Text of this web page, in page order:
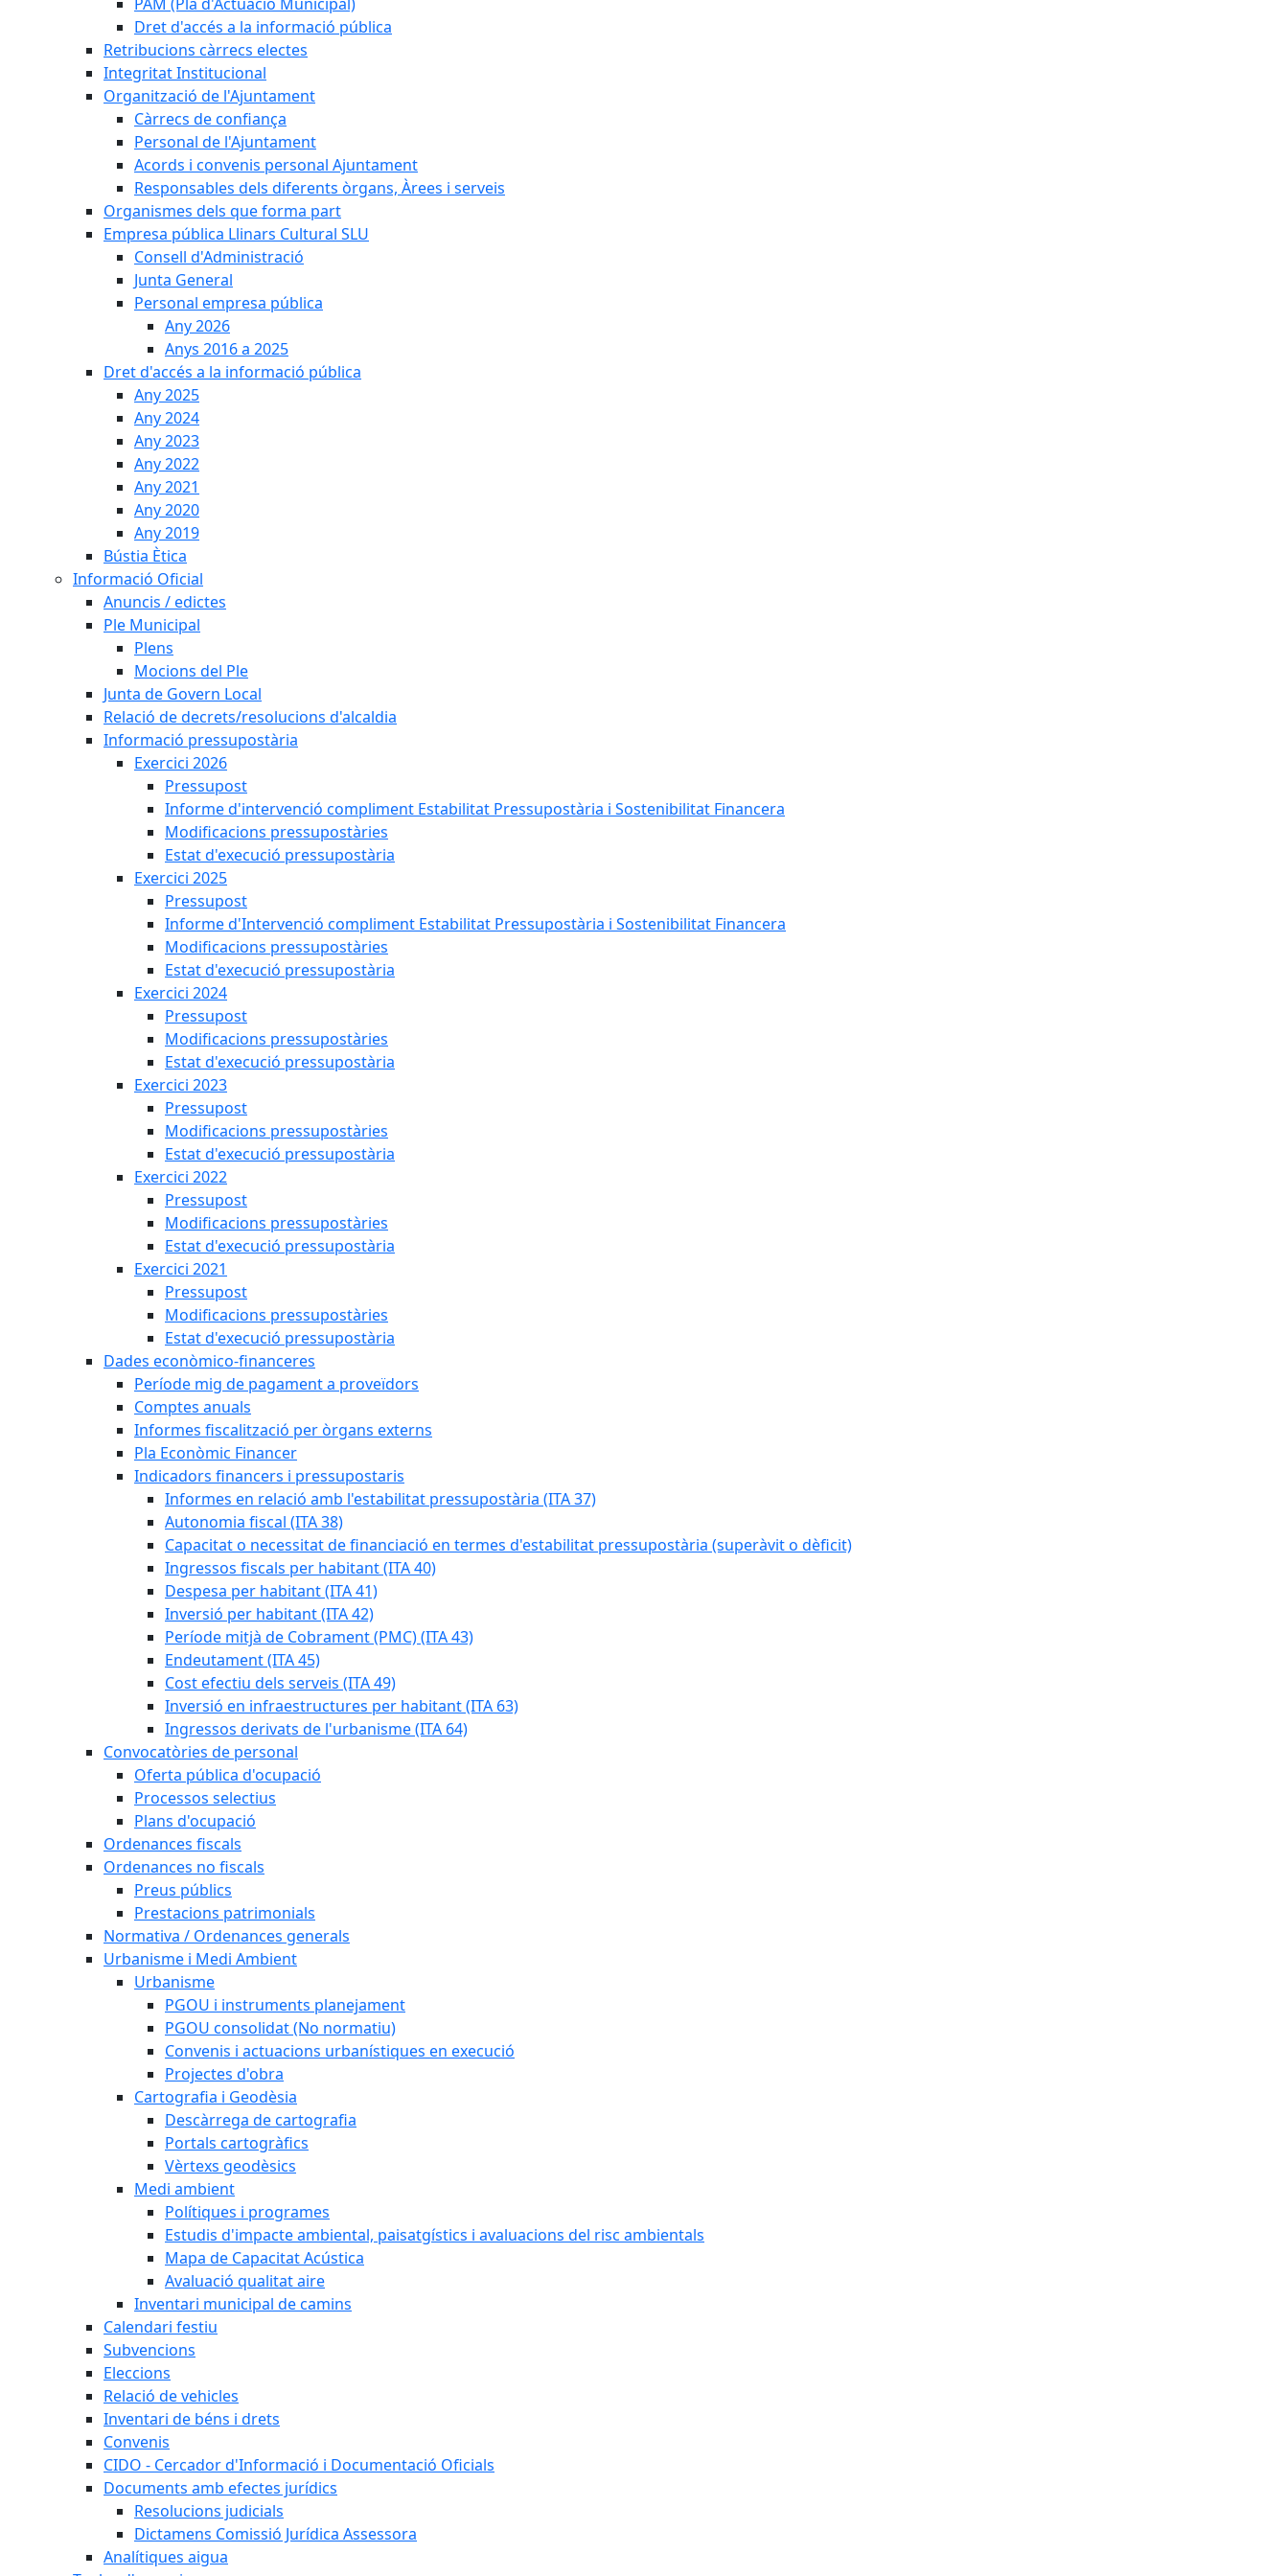
Dret d'accés a la informació pública
Retribucions càrrecs electes
Integritat Institucional
Organització de l'Ajuntament
Càrrecs de confiança
Personal de l'Ajuntament
Acords i convenis personal Ajuntament
Responsables dels diferents òrgans, Àrees i serveis
Organismes dels que forma part
Empresa pública Llinars Cultural SLU
Consell d'Administració
Junta General
Personal empresa pública
Any 2026
Anys 2016 a 2025
Dret d'accés a la informació pública
Any 2025
Any 2024
Any 2023
Any 2022
Any 2021
Any 2020
Any 2019
Bústia Ètica
Informació Oficial
Anuncis / edictes
Ple Municipal
Plens
Mocions del Ple
Junta de Govern Local
Relació de decrets/resolucions d'alcaldia
Informació pressupostària
Exercici 2026
Pressupost
Informe d'intervenció compliment Estabilitat Pressupostària i Sostenibilitat Financera
Modificacions pressupostàries
Estat d'execució pressupostària
Exercici 2025
Pressupost
Informe d'Intervenció compliment Estabilitat Pressupostària i Sostenibilitat Financera
Modificacions pressupostàries
Estat d'execució pressupostària
Exercici 2024
Pressupost
Modificacions pressupostàries
Estat d'execució pressupostària
Exercici 2023
Pressupost
Modificacions pressupostàries
Estat d'execució pressupostària
Exercici 2022
Pressupost
Modificacions pressupostàries
Estat d'execució pressupostària
Exercici 2021
Pressupost
Modificacions pressupostàries
Estat d'execució pressupostària
Dades econòmico-financeres
Període mig de pagament a proveïdors
Comptes anuals
Informes fiscalització per òrgans externs
Pla Econòmic Financer
Indicadors financers i pressupostaris
Informes en relació amb l'estabilitat pressupostària (ITA 37)
Autonomia fiscal (ITA 38)
Capacitat o necessitat de financiació en termes d'estabilitat pressupostària (superàvit o dèficit)
Ingressos fiscals per habitant (ITA 40)
Despesa per habitant (ITA 41)
Inversió per habitant (ITA 42)
Període mitjà de Cobrament (PMC) (ITA 43)
Endeutament (ITA 45)
Cost efectiu dels serveis (ITA 49)
Inversió en infraestructures per habitant (ITA 63)
Ingressos derivats de l'urbanisme (ITA 64)
Convocatòries de personal
Oferta pública d'ocupació
Processos selectius
Plans d'ocupació
Ordenances fiscals
Ordenances no fiscals
Preus públics
Prestacions patrimonials
Normativa / Ordenances generals
Urbanisme i Medi Ambient
Urbanisme
PGOU i instruments planejament
PGOU consolidat (No normatiu)
Convenis i actuacions urbanístiques en execució
Projectes d'obra
Cartografia i Geodèsia
Descàrrega de cartografia
Portals cartogràfics
Vèrtexs geodèsics
Medi ambient
Polítiques i programes
Estudis d'impacte ambiental, paisatgístics i avaluacions del risc ambientals
Mapa de Capacitat Acústica
Avaluació qualitat aire
Inventari municipal de camins
Calendari festiu
Subvencions
Eleccions
Relació de vehicles
Inventari de béns i drets
Convenis
CIDO - Cercador d'Informació i Documentació Oficials
Documents amb efectes jurídics
Resolucions judicials
Dictamens Comissió Jurídica Assessora
Analítiques aigua